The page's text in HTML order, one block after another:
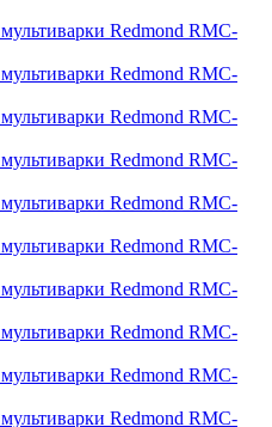
Redmond RMC-
Redmond RMC-
Redmond RMC-
Redmond RMC-
Redmond RMC-
Redmond RMC-
Redmond RMC-
Redmond RMC-
Redmond RMC-
Redmond RMC-